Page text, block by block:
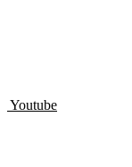
Youtube